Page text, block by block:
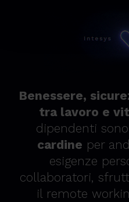
Benessere,
tra lavoro e
dipendenti
cardine per
esigenze
collaboratori,
il remote